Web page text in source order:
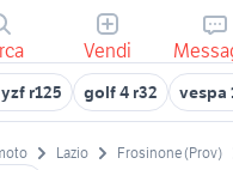
Vendi
r125 golf 4 r32 vespa
Lazio Frosinone (Prov)